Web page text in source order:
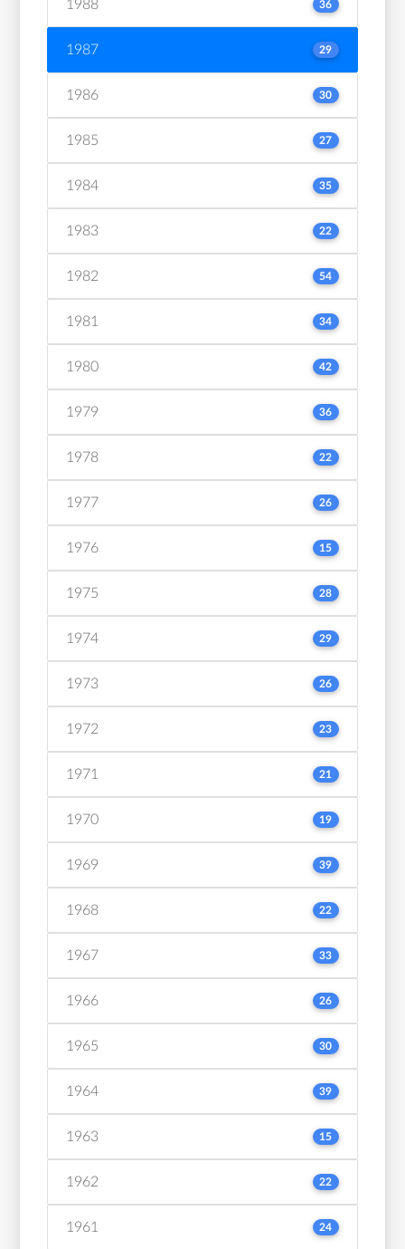
1988 36
1987 29
1986 30
1985 27
1984 35
1983 22
1982 54
1981 34
1980 42
1979 36
1978 22
1977 26
1976 15
1975 28
1974 29
1973 26
1972 23
1971 21
1970 19
1969 39
1968 22
1967 33
1966 26
1965 30
1964 39
1963 15
1962 22
1961 24